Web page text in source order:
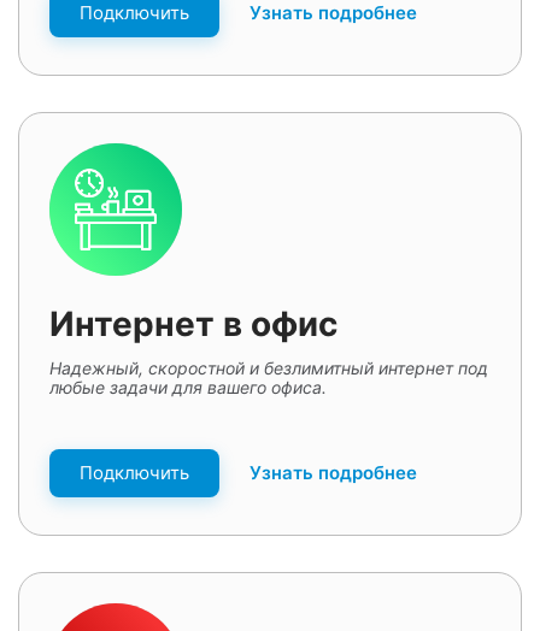
Подключить Узнать подробнее
Интернет в офис
Надежный, скоростной и безлимитный интернет под
любые задачи для вашего офиса.
Подключить Узнать подробнее